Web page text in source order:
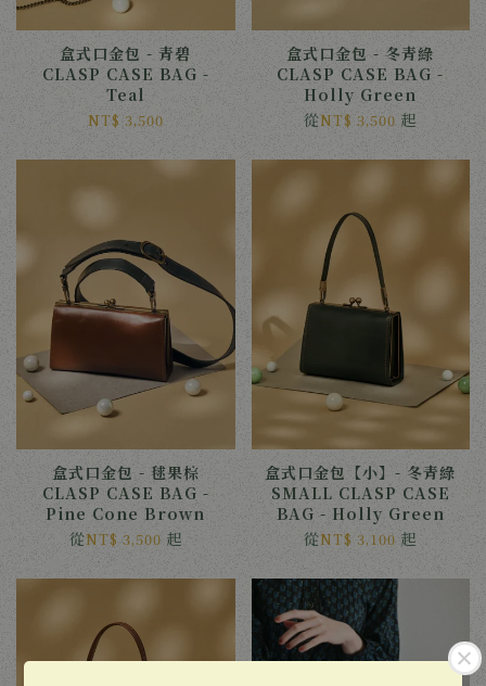
盒式口金包 - 青碧
CLASP CASE BAG -
Teal
NT$ 3,500
盒式口金包 - 冬青綠
CLASP CASE BAG -
Holly Green
從NT$ 3,500 起
盒式口金包 - 毬果棕
CLASP CASE BAG -
Pine Cone Brown
從NT$ 3,500 起
盒式口金包【小】- 冬青綠
SMALL CLASP CASE
BAG - Holly Green
從NT$ 3,100 起